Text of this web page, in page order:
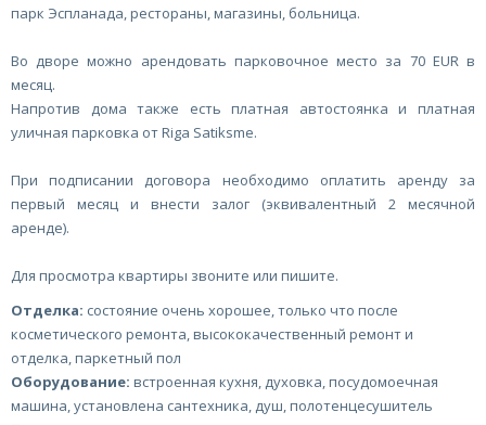
парк Эспланада, рестораны, магазины, больница.
Во дворе можно арендовать парковочное место за 70 EUR в
месяц.
Напротив дома также есть платная автостоянка и платная
уличная парковка от Riga Satiksme.
При подписании договора необходимо оплатить аренду за
первый месяц и внести залог (эквивалентный 2 месячной
аренде).
Для просмотра квартиры звоните или пишите.
Отделка: состояние очень хорошее, только что после
косметического ремонта, высококачественный ремонт и
отделка, паркетный пол
Оборудование: встроенная кухня, духовка, посудомоечная
машина, установлена сантехника, душ, полотенцесушитель